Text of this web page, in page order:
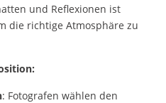
und Reflexionen ist
die richtige Atmosphäre zu
: Fotografen wählen den